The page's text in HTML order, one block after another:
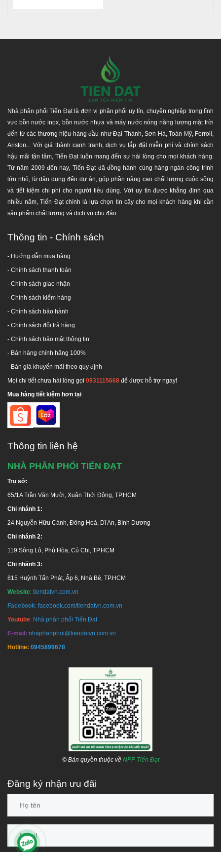
Nhà phân phối Tiến Đạt là đơn vị phân phối uy tín, chuyên nghiệp trong lĩnh
vực bồn nước inox, bồn nước nhựa và máy nước nóng năng lượng mặt trời
đến từ các thương hiệu hàng đầu như Đại Thành, Sơn Hà, Toàn Mỹ, Ferroli,
Ariston... Với giá thành cạnh tranh, dịch vụ lắp đặt miễn phí và chính sách
hậu mãi tận tâm, Tiến Đạt luôn mang đến sự hài lòng cho mọi khách hàng.
Từ năm 2009 đến nay, Tiến Đạt đã đồng hành cùng hàng ngàn công trình
lớn nhỏ, từ dân dụng đến dự án, góp phần nâng cao chất lượng cuộc sống
và tiết kiệm chi phí cho người tiêu dùng. Với uy tín được khẳng định qua
nhiều năm, Tiến Đạt chính là lựa chọn tin cậy cho mọi khách hàng khi cần
sản phẩm chất lượng và dịch vụ chu đáo.
Thông tin - Chính sách
- Hướng dẫn mua hàng
- Chính sách thanh toán
- Chính sách giao nhận
- Chính sách kiểm hàng
- Chính sách bảo hành
- Chính sách đổi trả hàng
- Chính sách bảo mật thông tin
- Bán hàng chính hãng 100%
- Bán giá khuyến mãi theo quy định
Mọi chi tiết chưa hài lòng gọi 0931115668 để được hỗ trợ ngay!
Mua hàng tiết kiệm hơn tại
Thông tin liên hệ
NHÀ PHÂN PHỐI TIẾN ĐẠT
Trụ sở:
65/1A Trần Văn Mười, Xuân Thới Đông, TP.HCM
Chi nhánh 1:
24 Nguyễn Hữu Cảnh, Đông Hoà, Dĩ An, Bình Dương
Chi nhánh 2:
119 Sông Lô, Phú Hòa, Củ Chi, TP.HCM
Chi nhánh 3:
815 Huỳnh Tấn Phát, Ấp 6, Nhà Bè, TP.HCM
Website: tiendatvn.com.vn
Facebook: facebook.com/tiendatvn.com.vn
Youtube: Nhà phân phối Tiến Đạt
E-mail: nhaphanphoi@tiendatvn.com.vn
Hotline: 0945899678
© Bản quyền thuộc về NPP Tiến Đạt
Đăng ký nhận ưu đãi